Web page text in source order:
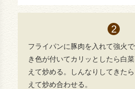
フライパンに豚肉を入れて強火
き色が付いてカリッとしたら白
えて炒める。しんなりしてきた
えて炒め合わせる。